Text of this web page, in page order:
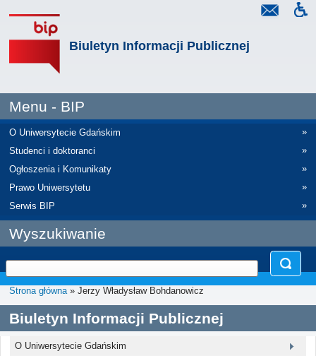
Biuletyn Informacji Publicznej
Menu - BIP
O Uniwersytecie Gdańskim
»
Studenci i doktoranci
»
Ogłoszenia i Komunikaty
»
Prawo Uniwersytetu
»
Serwis BIP
»
Wyszukiwanie
Strona główna» Jerzy Władysław Bohdanowicz
Biuletyn Informacji Publicznej
O Uniwersytecie Gdańskim